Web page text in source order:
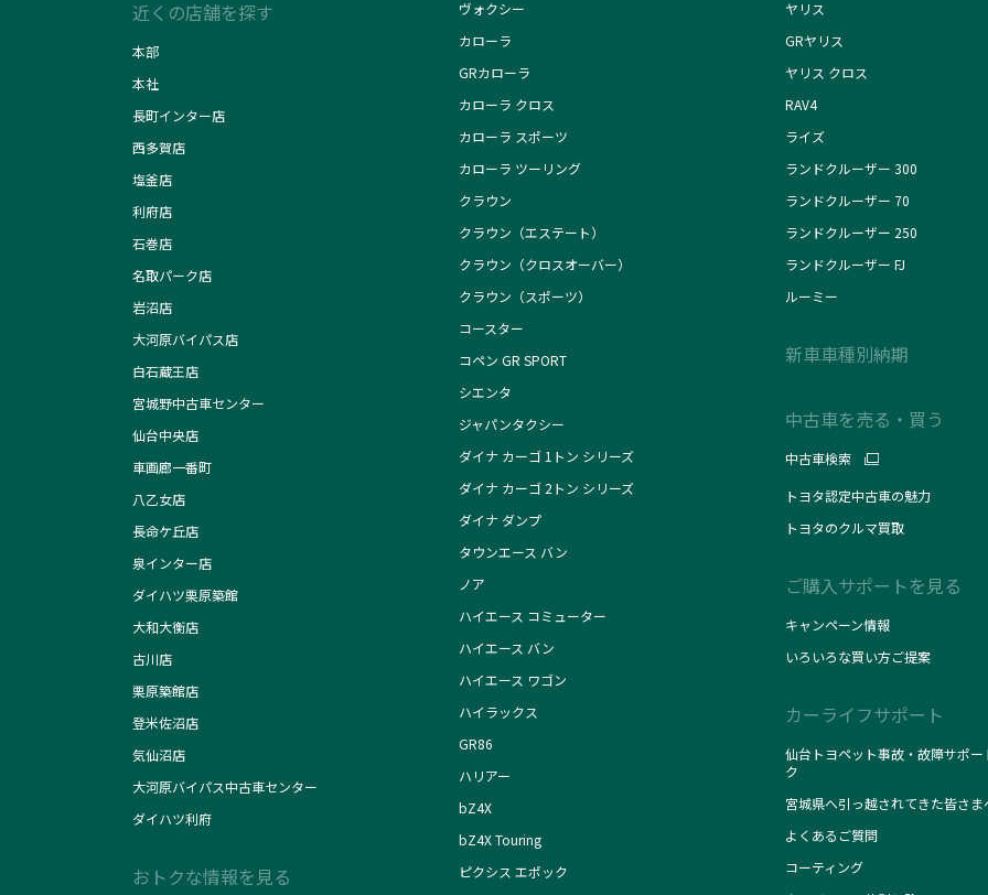
近くの店舗を探す
本部
本社
長町インター店
西多賀店
塩釜店
利府店
石巻店
名取パーク店
岩沼店
大河原バイパス店
白石蔵王店
宮城野中古車センター
仙台中央店
車画廊一番町
八乙女店
長命ケ丘店
泉インター店
ダイハツ栗原築館
大和大衡店
古川店
栗原築館店
登米佐沼店
気仙沼店
大河原バイパス中古車センター
ダイハツ利府
おトクな情報を見る
ヴォクシー
カローラ
GRカローラ
カローラ クロス
カローラ スポーツ
カローラ ツーリング
クラウン
クラウン（エステート）
クラウン（クロスオーバー）
クラウン（スポーツ）
コースター
コペン GR SPORT
シエンタ
ジャパンタクシー
ダイナ カーゴ 1トン シリーズ
ダイナ カーゴ 2トン シリーズ
ダイナ ダンプ
タウンエース バン
ノア
ハイエース コミューター
ハイエース バン
ハイエース ワゴン
ハイラックス
GR86
ハリアー
bZ4X
bZ4X Touring
ピクシス エポック
ヤリス
GRヤリス
ヤリス クロス
RAV4
ライズ
ランドクルーザー 300
ランドクルーザー 70
ランドクルーザー 250
ランドクルーザー FJ
ルーミー
新車車種別納期
中古車を売る・買う
中古車検索
トヨタ認定中古車の魅力
トヨタのクルマ買取
ご購入サポートを見る
キャンペーン情報
いろいろな買い方ご提案
カーライフサポート
仙台トヨペット事故・故障サポー
ク
宮城県へ引っ越されてきた皆さま
よくあるご質問
コーティング